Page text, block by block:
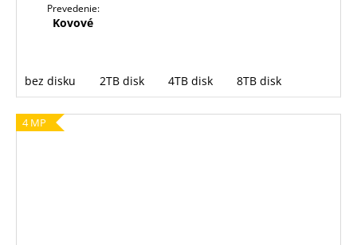
Prevedenie:
Kovové
bez disku 2TB disk 4TB disk 8TB disk
4 MP